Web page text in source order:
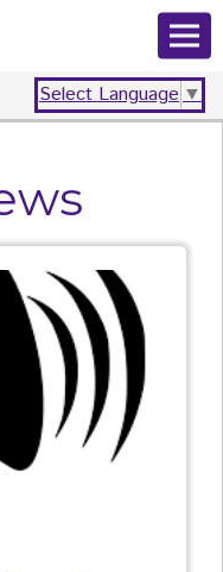
Select Language▼